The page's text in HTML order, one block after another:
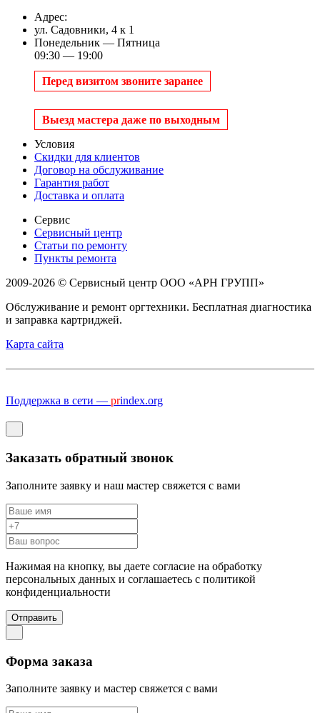
Адрес:
ул. Садовники, 4 к 1
Понедельник — Пятница
09:30 — 19:00
Перед визитом звоните заранее
Выезд мастера даже по выходным
Условия
Скидки для клиентов
Договор на обслуживание
Гарантия работ
Доставка и оплата
Сервис
Сервисный центр
Статьи по ремонту
Пункты ремонта
2009-2026 © Сервисный центр ООО «АРН ГРУПП»
Обслуживание и ремонт оргтехники. Бесплатная диагностика
и заправка картриджей.
Карта сайта
Поддержка в сети — prindex.org
Заказать обратный звонок
Заполните заявку и наш мастер свяжется с вами
Нажимая на кнопку, вы даете согласие на обработку
персональных данных и соглашаетесь c политикой
конфиденциальности
Отправить
Форма заказа
Заполните заявку и мастер свяжется с вами